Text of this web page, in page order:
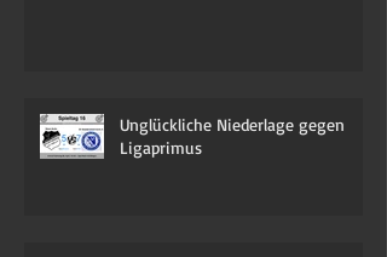
Unglückliche Niederlage gegen
Ligaprimus